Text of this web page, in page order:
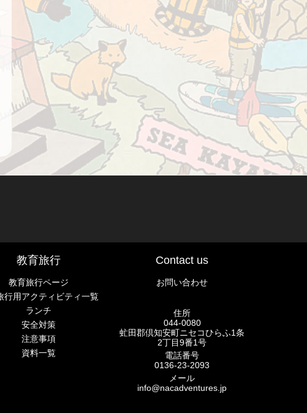
教育旅行
教育旅行ページ
行用アクティビティ一覧
ランチ
安全対策
注意事項
資料一覧
Contact us
お問い合わせ
住所
044-0080
虻田郡倶知安町ニセコひらふ1条
2丁目9番1号
電話番号
0136-23-2093
メール
info@nacadventures.jp